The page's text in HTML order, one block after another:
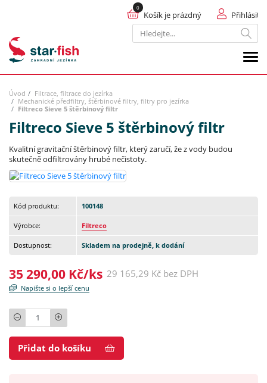
Hledat
Přihlásit
Košík je prázdný
Úvod
Filtrace, filtrace do jezírka
Mechanické předfiltry, štěrbinové filtry, filtry pro jezírka
Filtreco Sieve 5 štěrbinový filtr
Filtreco Sieve 5 štěrbinový filtr
Kvalitní gravitační štěrbinový filtr, který zaručí, že z vody budou
skutečně odfiltrovány hrubé nečistoty.
Kód produktu: 100148
Výrobce: Filtreco
Dostupnost: Skladem na prodejně, k dodání
35 290,00 Kč/ks 29 165,29 Kč bez DPH
Napište si o lepší cenu
Počet
Přidat do košíku